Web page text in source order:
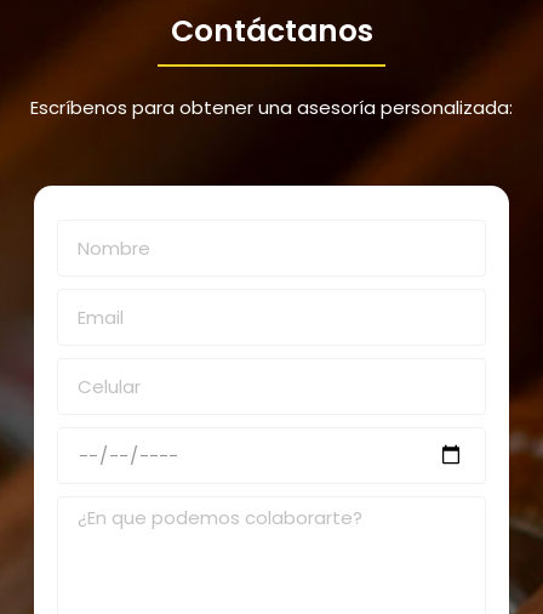
Contáctanos
Escríbenos para obtener una asesoría personalizada: